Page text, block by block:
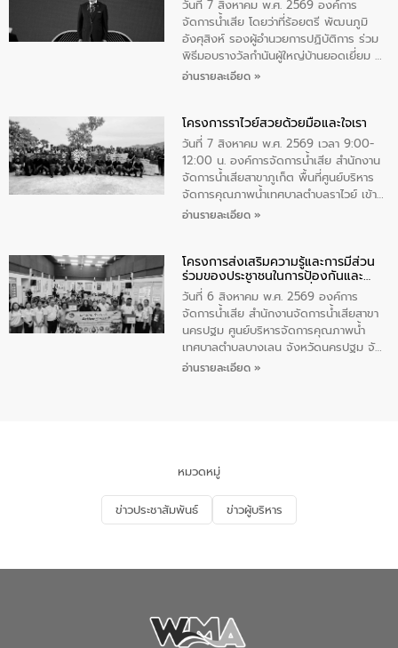
ตําบลนาโสก อําเภอเมืองมุกดาหาร จังหวัด
มุกดาหาร โดยในกิจกรรมได้ร่วมปลูกป่า และ
ทําความสะอาดภายในบริเวณ จัดกิจกรรม
เพื่อถวายเป็นพระราชกุศล สมเด็จพระนาง
เจ้าสิริกิติ์พระบรมราชินีนาถ พระบรมราช
วันที่ 7 สิงหาคม พ.ศ. 2569 องค์การ
จัดการน้ำเสีย โดยว่าที่ร้อยตรี พัฒนภูมิ
อังศุสิงห์ รองผู้อำนวยการปฏิบัติการ ร่วม
พิธีมอบรางวัลกำนันผู้ใหญ่บ้านยอดเยี่ยม ณ
ทำเนียบรัฐบาล โดยมีนายอนุทิน ชาญวีรกูล
ทองคำและประกาศเกียรติคุณให้แก่ กำนัน
ผู้ใหญ่บ้านยอดเยี่ยม พร้อมกล่าวชื่นชม ให้
โอวาท และมอบนโยบาย
อ่านรายละเอียด »
โครงการราไวย์สวยด้วยมือและใจเรา
วันที่ 7 สิงหาคม พ.ศ. 2569 เวลา 9:00-
12:00 น. องค์การจัดการน้ำเสีย สำนักงาน
จัดการน้ำเสียสาขาภูเก็ต พื้นที่ศูนย์บริหาร
จัดการคุณภาพน้ำเทศบาลตำบลราไวย์ เข้า
ร่วมโครงการราไวย์สวยด้วยมือและใจเรา
ประชาชน ตัวแทนจากโรงแรมต่างๆ ในเขต
เทศบาลตำบลราไวย์ ศูนย์บริหารจัดการ
คุณภาพน้ำเทศบาลตำบลราไวย์ นำโดยนาย
น้อย แก้วเศษ ผู้จัดการสำนักงานจัดการน้ำ
เสียสาขาภูเก็ต พร้อมด้วยเจ้าหน้าที่ จำนวน
5 คน ร่วมทำกิจกรรม ทำความสะอาด
ชายหาดและแหล่งท่องเที่ยว ณ บริเวณ
อ่านรายละเอียด »
โครงการส่งเสริมความรู้และการมีส่วน
ร่วมของประชาชนในการป้องกันและ
แก้ไขปัญหาน้ำเสียอย่างยั่งยืน
วันที่ 6 สิงหาคม พ.ศ. 2569 องค์การ
จัดการน้ำเสีย สำนักงานจัดการน้ำเสียสาขา
นครปฐม ศูนย์บริหารจัดการคุณภาพน้ำ
เทศบาลตำบลบางเลน จังหวัดนครปฐม จัด
กิจกรรมภายใต้โครงการส่งเสริมความรู้และ
จัดการน้ำเสียและสร้างจิตสำนึกในการ
อนุรักษ์สิ่งแวดล้อม ในหัวข้อ “น้ำเสียชุมชน
และการบำบัดน้ำเสียเบื้องต้น” โดยให้ความรู้
เกี่ยวกับสาเหตุและผลกระทบของน้ำเสีย
ณ เทศบาลตำบลบางเลน จังหวัดนครปฐม
อ่านรายละเอียด »
หมวดหมู่
ข่าวประชาสัมพันธ์ ข่าวผู้บริหาร